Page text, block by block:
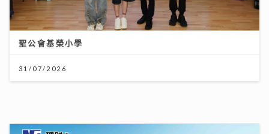
聖公會基榮小學
31/07/2026